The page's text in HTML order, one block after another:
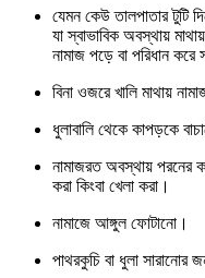
যেমন কেউ তালপাতার টুটি
যা স্বাভাবিক অবস্থায়
নামাজ পড়ে বা পরিধান করে
বিনা ওজরে খালি মাথায়
ধুলাবালি থেকে কাপড়কে
নামাজরত অবস্থায় পরনের
করা কিংবা খেলা করা।
নামাজে আঙ্গুল ফোটানো।
পাথরকুচি বা ধুলা সারানোর